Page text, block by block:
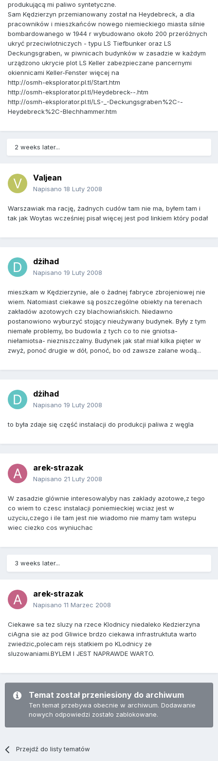
produkującą mi paliwo syntetyczne.
Sam Kędzierzyn przemianowany został na Heydebreck, a dla
pracowników i mieszkańców nowego niemieckiego miasta silnie
bombardowanego w 1944 r wybudowano około 200 przeróżnych
ukryć przeciwlotniczych - typu LS Tiefbunker oraz LS
Deckungsgraben, w piwnicach budynków w zasadzie w każdym
urządzono ukrycie plot LS Keller zabezpieczane pancernymi
okiennicami Keller-Fenster więcej na
http://osmh-eksplorator.pl.tl/Start.htm
http://osmh-eksplorator.pl.tl/Heydebreck--.htm
http://osmh-eksplorator.pl.tl/LS-_-Deckungsgraben%2C--
Heydebreck%2C-Blechhammer.htm
2 weeks later...
Valjean
Napisano 18 Luty 2008
Warszawiak ma rację, żadnych cudów tam nie ma, byłem tam i
tak jak Woytas wcześniej pisał więcej jest pod linkiem który podał
dżihad
Napisano 19 Luty 2008
mieszkam w Kędzierzynie, ale o żadnej fabryce zbrojeniowej nie
wiem. Natomiast ciekawe są poszczególne obiekty na terenach
zakładów azotowych czy blachowiańskich. Niedawno
postanowiono wyburzyć stojący nieużywany budynek. Były z tym
niemałe problemy, bo budowla z tych co to nie gniotsa-
niełamiotsa- niezniszczalny. Budynek jak stał miał kilka pięter w
zwyż, ponoć drugie w dół, ponoć, bo od zawsze zalane wodą...
dżihad
Napisano 19 Luty 2008
to była zdaje się część instalacji do produkcji paliwa z węgla
arek-strazak
Napisano 21 Luty 2008
W zasadzie glównie interesowalyby nas zaklady azotowe,z tego
co wiem to czesc instalacji poniemieckiej wciaz jest w
uzyciu,czego i ile tam jest nie wiadomo nie mamy tam wstepu
wiec ciezko cos wyniuchac
3 weeks later...
arek-strazak
Napisano 11 Marzec 2008
Ciekawe sa tez sluzy na rzece Klodnicy niedaleko Kedzierzyna
ciAgna sie az pod Gliwice brdzo ciekawa infrastruktuta warto
zwiedzic,polecam rejs statkiem po KLodnicy ze
sluzowaniami.BYLEM I JEST NAPRAWDE WARTO.
Temat został przeniesiony do archiwum
Ten temat przebywa obecnie w archiwum. Dodawanie
nowych odpowiedzi zostało zablokowane.
Przejdź do listy tematów